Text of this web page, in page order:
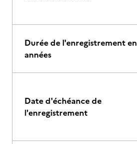
Durée de l'enregistrement en
années
Date d'échéance de
l'enregistrement